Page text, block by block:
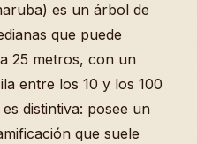
es un árbol de
que puede
25 metros, con un
entre los 10 y los 100
distintiva: posee un
que suele